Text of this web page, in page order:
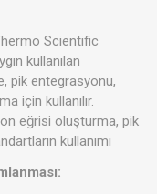
Scientific
kullanılan
pik entegrasyonu,
için kullanılır.
eğrisi oluşturma, pik
kullanımı​